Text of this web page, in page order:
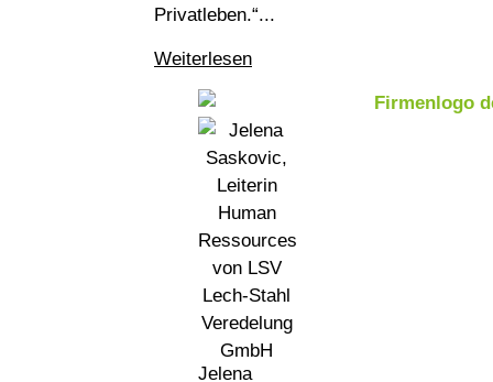
Privatleben.“...
Weiterlesen
Jelena